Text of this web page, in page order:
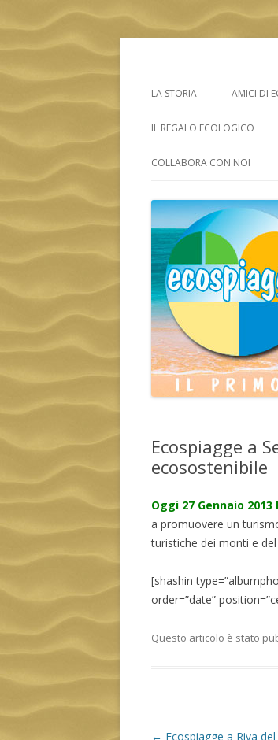
LA STORIA AMICI DI
IL REGALO ECOLOGICO
COLLABORA CON NOI
Ecospiagge a
ecosostenibile
Oggi 27 Gennaio
a promuovere un
turistiche dei monti e
[shashin
order=”date”
Questo articolo è stato
Navigazione
← Ecospiagge a Riva